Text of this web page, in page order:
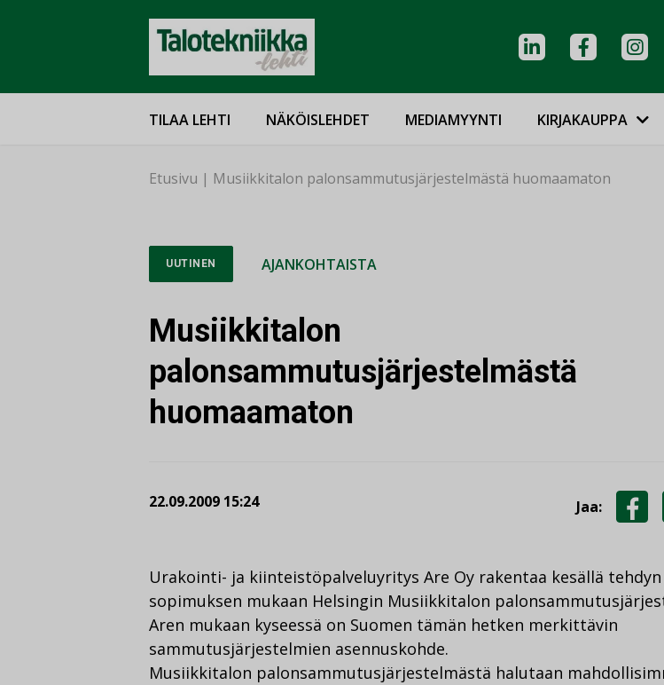
TILAA LEHTI NÄKÖISLEHDET MEDIAMYYNTI KIRJAKAUPPA
Etusivu | Musiikkitalon palonsammutusjärjestelmästä huomaamaton
UUTINEN AJANKOHTAISTA
Musiikkitalon
palonsammutusjärjestelmästä
huomaamaton
22.09.2009 15:24 Jaa:
Urakointi- ja kiinteistöpalveluyritys Are Oy rakentaa kesällä tehdyn
sopimuksen mukaan Helsingin Musiikkitalon
Aren mukaan kyseessä on Suomen tämän hetken merkittävin
sammutusjärjestelmien asennuskohde.
Musiikkitalon palonsammutusjärjestelmästä halutaan